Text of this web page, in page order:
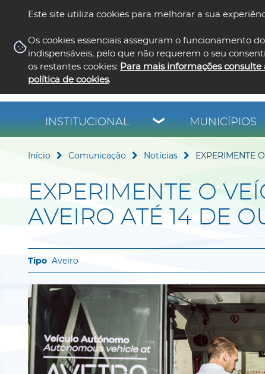
Este site utiliza cookies para melhorar a sua
Os cookies essenciais asseguram o funcionamento
indispensáveis, pelo que não requerem o seu
os restantes cookies: Para mais informações consulte
política de cookies.
INSTITUCIONAL MUNICÍPIOS
Início Comunicação Notícias EXPERIMENTE
EXPERIMENTE O
AVEIRO ATÉ 14 DE
Aveiro